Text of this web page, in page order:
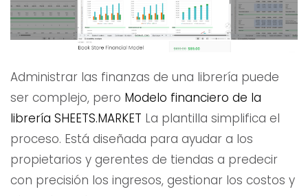
Administrar las finanzas de una librería puede
ser complejo, pero Modelo financiero de la
librería SHEETS.MARKET La plantilla simplifica el
proceso. Está diseñada para ayudar a los
propietarios y gerentes de tiendas a predecir
con precisión los ingresos, gestionar los costos y